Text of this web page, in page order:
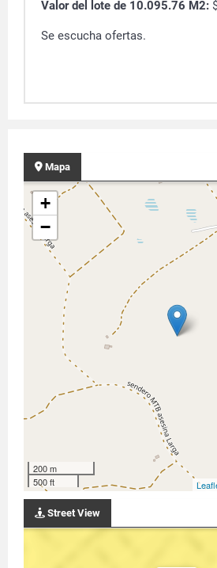
Valor del lote de 10.095.76 M2:
Se escucha ofertas.
Mapa
+
−
200 m
500 ft
Street View